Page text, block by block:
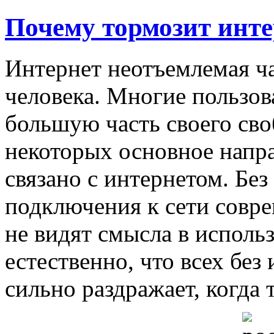
Почему тормозит
Интернет неотъемлемая
человека. Многие
большую часть своего
некоторых основное
связано с интернетом.
подключения к сети
не видят смысла в
естественно, что всех
сильно раздражает, когда